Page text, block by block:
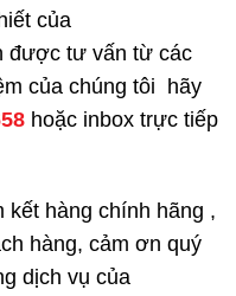
của
được tư vấn từ các
của chúng tôi hãy
hoặc inbox trực tiếp
kết hàng chính hãng ,
hàng, cảm ơn quý
dịch vụ của